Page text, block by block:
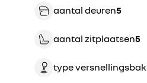
aantal deuren5
aantal zitplaatsen5
type versnellingsbak